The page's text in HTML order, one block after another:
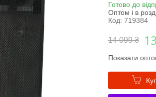
Готово до
Оптом і в
Код: 719384
14 099 ₴
Показати